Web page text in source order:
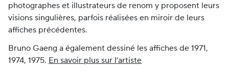
photographes et illustrateurs de renom y proposent leurs
visions singulières, parfois réalisées en miroir de leurs
affiches précédentes.
Bruno Gaeng a également dessiné les affiches de 1971,
1974, 1975. En savoir plus sur l’artiste